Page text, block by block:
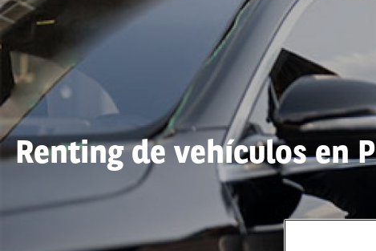
Renting de vehículos en